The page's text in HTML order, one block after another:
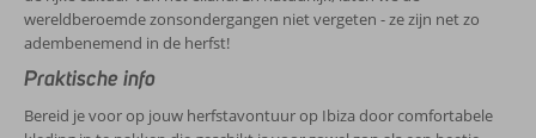
wereldberoemde zonsondergangen niet vergeten - ze zijn net zo
adembenemend in de herfst!
Praktische info
Bereid je voor op jouw herfstavontuur op Ibiza door comfortabele